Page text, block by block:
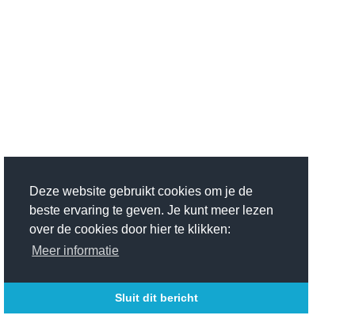
Deze website gebruikt cookies om je de
beste ervaring te geven. Je kunt meer lezen
over de cookies door hier te klikken:
Meer informatie
Sluit dit bericht